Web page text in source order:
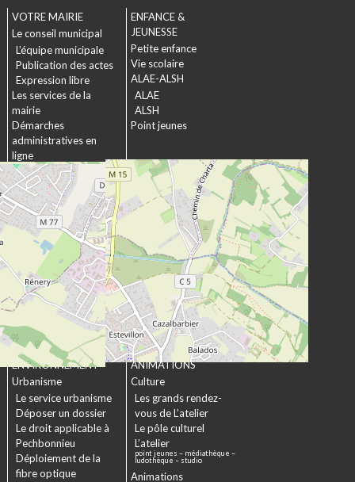
VOTRE MAIRIE
Le conseil municipal
L’équipe municipale
Publication des actes
Expression libre
Les services de la
mairie
Démarches
administratives en
ligne
Formulaires
Marchés publics
ENFANCE &
JEUNESSE
Petite enfance
Vie scolaire
ALAE-ALSH
ALAE
ALSH
Point jeunes
SOCIAL &
SOLIDARITÉ
Actions municipales
La commission
intergénérationnelle
Maison de retraite La
chartreuse
Les établissements
médico-sociaux
Projet Se Canto
URBANISME &
ENVIRONNEMENT
Urbanisme
Le service urbanisme
Déposer un dossier
Le droit applicable à
Pechbonnieu
Déploiement de la
fibre optique
CULTURE &
ANIMATIONS
Culture
Les grands rendez-
vous de L’atelier
Le pôle culturel
L’atelier
point jeunes – médiathèque –
ludothèque – studio
Animations